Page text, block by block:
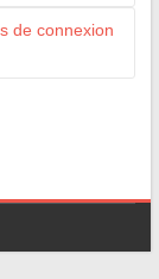
de connexion